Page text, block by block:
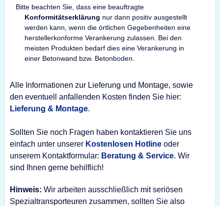
Bitte beachten Sie, dass eine beauftragte
Konformitätserklärung nur dann positiv ausgestellt
werden kann, wenn die örtlichen Gegebenheiten eine
herstellerkonforme Verankerung zulassen. Bei den
meisten Produkten bedarf dies eine Verankerung in
einer Betonwand bzw. Betonboden.
Alle Informationen zur Lieferung und Montage, sowie
den eventuell anfallenden Kosten finden Sie hier:
Lieferung & Montage.
Sollten Sie noch Fragen haben kontaktieren Sie uns
einfach unter unserer Kostenlosen Hotline oder
unserem Kontaktformular: Beratung & Service. Wir
sind Ihnen gerne behilflich!
Hinweis: Wir arbeiten ausschließlich mit seriösen
Spezialtransporteuren zusammen, sollten Sie also